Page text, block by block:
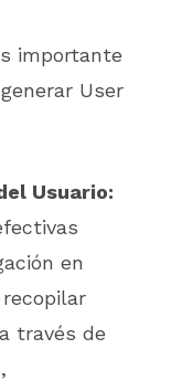
importante
User
Usuario:
en
través de